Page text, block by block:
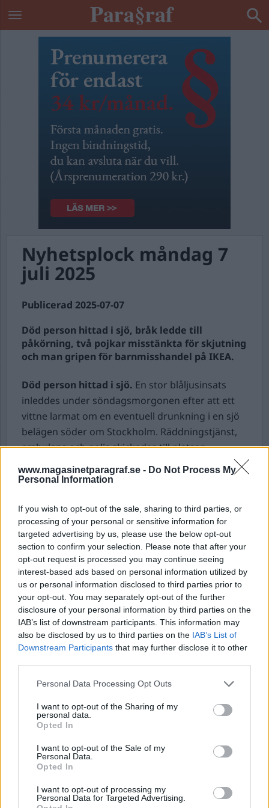
www.magasinetparagraf.se - Do Not Process My
Personal Information
If you wish to opt-out of the sale, sharing to third parties, or
processing of your personal or sensitive information for
targeted advertising by us, please use the below opt-out
section to confirm your selection. Please note that after your
opt-out request is processed you may continue seeing
interest-based ads based on personal information utilized by
us or personal information disclosed to third parties prior to
your opt-out. You may separately opt-out of the further
disclosure of your personal information by third parties on the
IAB’s list of downstream participants. This information may
also be disclosed by us to third parties on the IAB’s List of
Downstream Participants that may further disclose it to other
Personal Data Processing Opt Outs
I want to opt-out of the Sharing of my
personal data.
Opted In
I want to opt-out of the Sale of my
Personal Data.
Opted In
I want to opt-out of processing my
Personal Data for Targeted Advertising.
Nyhetsplock måndag 7
juli 2025
Publicerad 2025-07-07
Död person hittad i sjö, bråk ledde till
påkörning, två pojkar misstänkta för skjutning
och man gripen för barnmisshandel på IKEA.
Död person hittad i sjö. En stor blåljusinsats
inleddes under söndagsmorgonen efter att ett
vittne larmat om en eventuell drunkning i en sjö
belägen söder om Stockholm. Räddningstjänst,
ambulans och polis skickades till platsen.
Blåljuspersonal kunde snabbt konstatera att
personen ifråga var avliden. Det finns ingen
Bråk ledde till påkörning.Polis kallades till ett
bråk i Örebro efter att två män, i 55-årsåldern
respektive 30-årsåldern, hamnat i en ”hätsk
ordväxling” på en parkering utanför en
livsmedelsbutik. Situationen eskalerade och den
äldre av de två männen körde på den yngre med
sin bil. Påkörningen skedde i låg hastighet,
därmed skadades ingen. Mannen i 55-årsåldern
är misstänkt för misshandel.
lördagen besköts en bostad i Surahammar, ingen
ska ha skadats vid brottet. I samband med
insatsen identifierades två pojkar som bedömdes
frihetsberövades som misstänkta för
mordförsök och grovt vapenbrott. ”Efter förhör
båda pojkarna är minderåriga. Ingen annan